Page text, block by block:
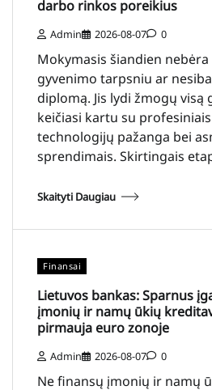
darbo rinkos poreikius
Admin 2026-08-07 0
Mokymasis šiandien
gyvenimo tarpsniu ar
diplomą. Jis lydi žmogų visą
keičiasi kartu su
technologijų pažanga bei
sprendimais. Skirtingais
Skaityti Daugiau
Finansai
Lietuvos bankas: Sparnus
įmonių ir namų ūkių
pirmauja euro zonoje
Admin 2026-08-07 0
Ne finansų įmonių ir namų